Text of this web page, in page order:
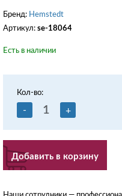
Бренд: Hemstedt
Артикул: se-18064
Есть в наличии
Кол-во:
- +
Добавить в корзину